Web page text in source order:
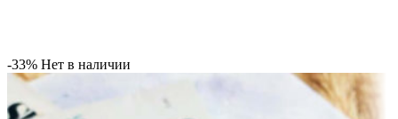
-33% Нет в наличии